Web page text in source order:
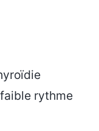
rythme